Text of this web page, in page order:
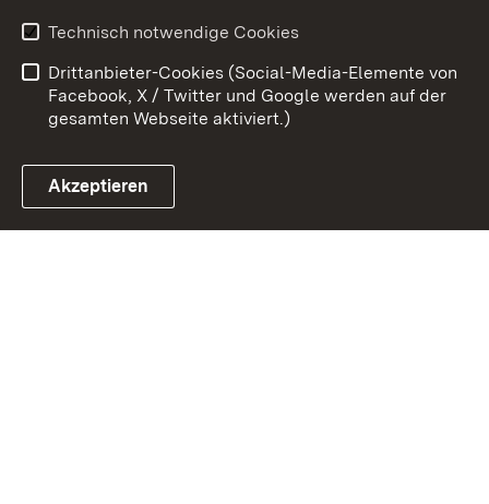
Link zum Landesportal
Kontakt
Impressum
Cookies
Technisch notwendige Cookies
Drittanbieter-Cookies (Social-Media-Elemente von
Facebook, X / Twitter und Google werden auf der
gesamten Webseite aktiviert.)
Akzeptieren